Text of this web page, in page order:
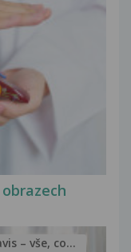
– vše, co...